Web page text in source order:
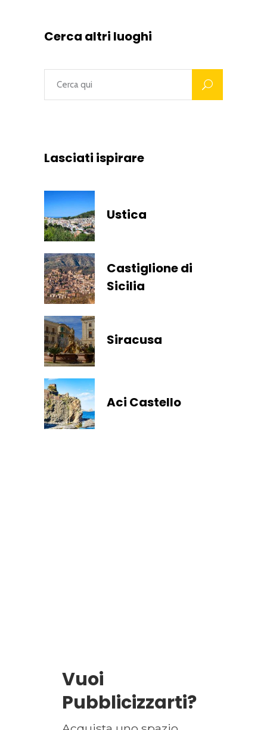
Cerca altri luoghi
Lasciati ispirare
Ustica
Castiglione di
Sicilia
Siracusa
Aci Castello
Vuoi
Pubblicizzarti?